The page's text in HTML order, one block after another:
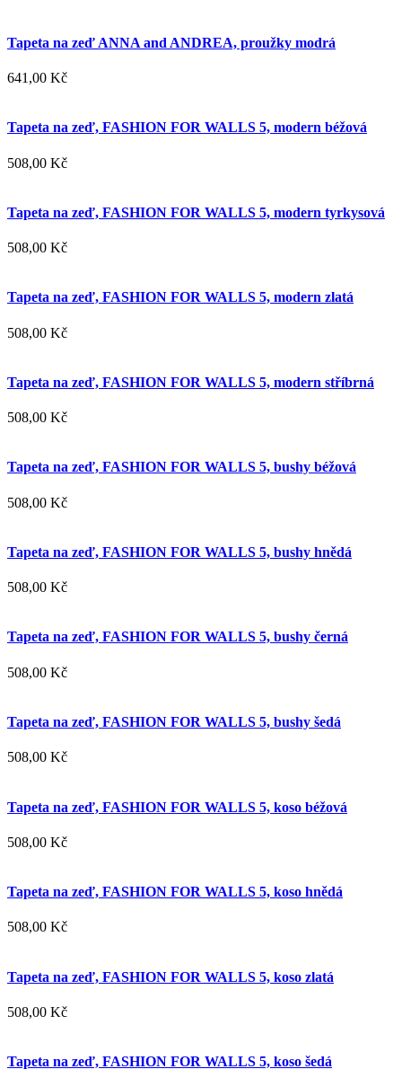
Tapeta na zeď ANNA and ANDREA, proužky modrá
641,00 Kč
Tapeta na zeď, FASHION FOR WALLS 5, modern béžová
508,00 Kč
Tapeta na zeď, FASHION FOR WALLS 5, modern tyrkysová
508,00 Kč
Tapeta na zeď, FASHION FOR WALLS 5, modern zlatá
508,00 Kč
Tapeta na zeď, FASHION FOR WALLS 5, modern stříbrná
508,00 Kč
Tapeta na zeď, FASHION FOR WALLS 5, bushy béžová
508,00 Kč
Tapeta na zeď, FASHION FOR WALLS 5, bushy hnědá
508,00 Kč
Tapeta na zeď, FASHION FOR WALLS 5, bushy černá
508,00 Kč
Tapeta na zeď, FASHION FOR WALLS 5, bushy šedá
508,00 Kč
Tapeta na zeď, FASHION FOR WALLS 5, koso béžová
508,00 Kč
Tapeta na zeď, FASHION FOR WALLS 5, koso hnědá
508,00 Kč
Tapeta na zeď, FASHION FOR WALLS 5, koso zlatá
508,00 Kč
Tapeta na zeď, FASHION FOR WALLS 5, koso šedá